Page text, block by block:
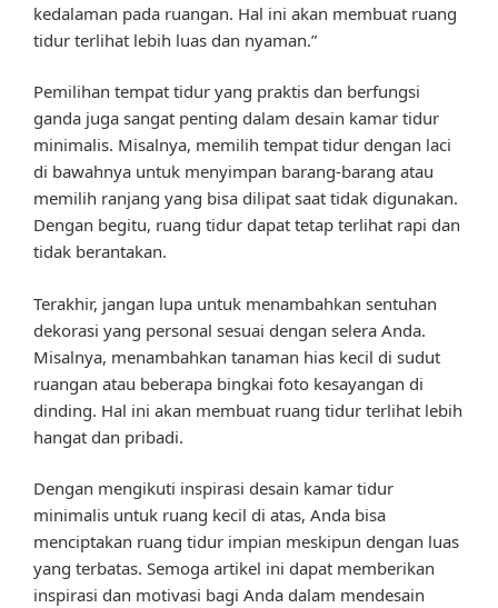
kedalaman pada ruangan. Hal ini akan membuat ruang
tidur terlihat lebih luas dan nyaman.”
Pemilihan tempat tidur yang praktis dan berfungsi
ganda juga sangat penting dalam desain kamar tidur
minimalis. Misalnya, memilih tempat tidur dengan laci
di bawahnya untuk menyimpan barang-barang atau
memilih ranjang yang bisa dilipat saat tidak digunakan.
Dengan begitu, ruang tidur dapat tetap terlihat rapi dan
tidak berantakan.
Terakhir, jangan lupa untuk menambahkan sentuhan
dekorasi yang personal sesuai dengan selera Anda.
Misalnya, menambahkan tanaman hias kecil di sudut
ruangan atau beberapa bingkai foto kesayangan di
dinding. Hal ini akan membuat ruang tidur terlihat lebih
hangat dan pribadi.
Dengan mengikuti inspirasi desain kamar tidur
minimalis untuk ruang kecil di atas, Anda bisa
menciptakan ruang tidur impian meskipun dengan luas
yang terbatas. Semoga artikel ini dapat memberikan
inspirasi dan motivasi bagi Anda dalam mendesain